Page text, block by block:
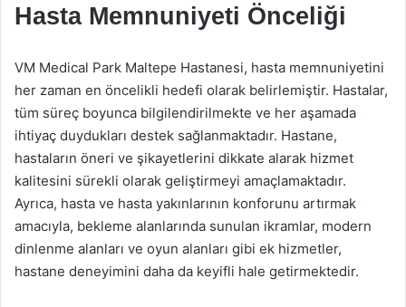
Hasta Memnuniyeti Önceliği
VM Medical Park Maltepe Hastanesi, hasta memnuniyetini
her zaman en öncelikli hedefi olarak belirlemiştir. Hastalar,
tüm süreç boyunca bilgilendirilmekte ve her aşamada
ihtiyaç duydukları destek sağlanmaktadır. Hastane,
hastaların öneri ve şikayetlerini dikkate alarak hizmet
kalitesini sürekli olarak geliştirmeyi amaçlamaktadır.
Ayrıca, hasta ve hasta yakınlarının konforunu artırmak
amacıyla, bekleme alanlarında sunulan ikramlar, modern
dinlenme alanları ve oyun alanları gibi ek hizmetler,
hastane deneyimini daha da keyifli hale getirmektedir.